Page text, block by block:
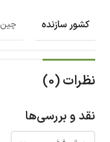
کشور سازنده چین
نظرات (0)
نقد و بررسی‌ها